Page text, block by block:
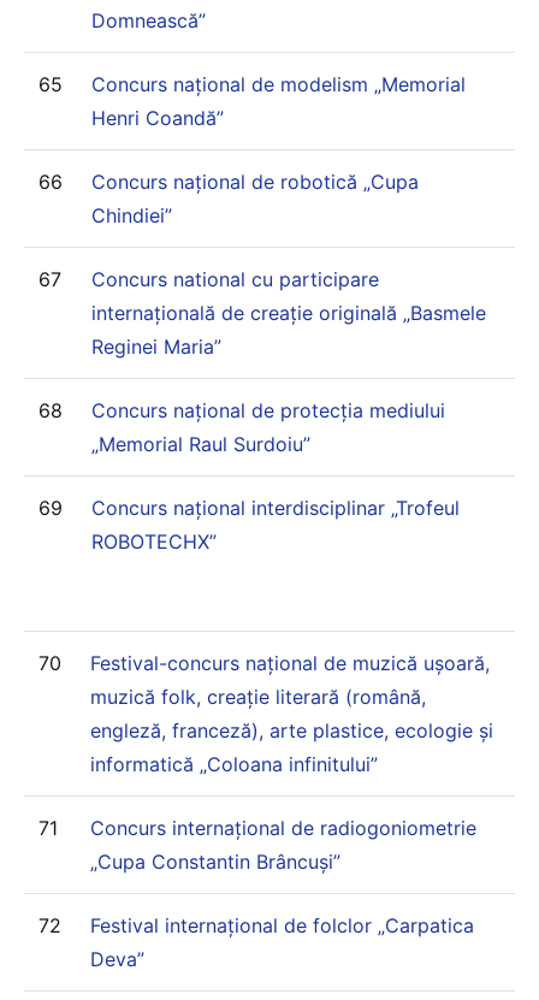
Domnească”
65
Concurs național de modelism „Memorial
Henri Coandă”
66
Concurs național de robotică „Cupa
Chindiei”
67
Concurs national cu participare
internațională de creație originală „Basmele
Reginei Maria”
68
Concurs național de protecția mediului
„Memorial Raul Surdoiu”
69
Concurs național interdisciplinar „Trofeul
ROBOTECHX”
70
Festival-concurs național de muzică ușoară,
muzică folk, creație literară (română,
engleză, franceză), arte plastice, ecologie și
informatică „Coloana infinitului”
71
Concurs internațional de radiogoniometrie
„Cupa Constantin Brâncuși”
72
Festival internațional de folclor „Carpatica
Deva”